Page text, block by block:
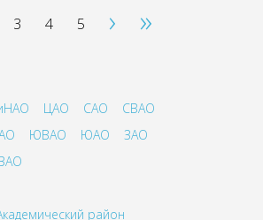
3 4 5 › »
ЦАО САО
СВАО
ЮВАО ЮАО
ЗАО
район